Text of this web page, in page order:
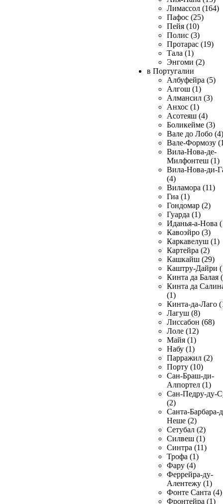
Лимассол (164)
Пафос (25)
Пейя (10)
Полис (3)
Протарас (19)
Тала (1)
Энгоми (2)
в Португалии
Албуфейра (5)
Алгош (1)
Алмансил (3)
Анхос (1)
Асотеяш (4)
Боликейме (3)
Вале до Лобо (4)
Вале-Формозу
Вила-Нова-де-
Милфонтеш (1)
Вила-Нова-ди-
(4)
Виламора (11)
Гиа (1)
Гондомар (2)
Гуарда (1)
Иданья-а-Нова
Кавоэйро (3)
Каркавелуш (1)
Картейра (2)
Кашкайш (29)
Каштру-Дайри
Кинта да Балая
Кинта да
(1)
Кинта-да-Лаго
Лагуш (8)
Лиссабон (68)
Лоле (12)
Майя (1)
Набу (1)
Парражил (2)
Порту (10)
Сан-Браш-ди-
Алпортел (1)
Сан-Педру-ду-
(2)
Санта-Барбара-
Неше (2)
Сетубал (2)
Силвеш (1)
Синтра (11)
Трофа (1)
Фару (4)
Феррейра-ду-
Алентежу (1)
Фонте Санта (4)
Фронтейра (1)